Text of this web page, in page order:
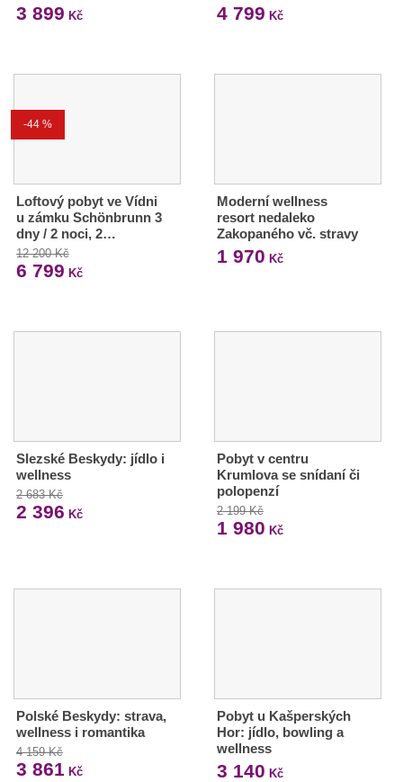
3 899 Kč 4 799 Kč
-44 %
Loftový pobyt ve Vídni
u zámku Schönbrunn 3
dny / 2 noci, 2…
12 200 Kč
6 799 Kč
Moderní wellness
resort nedaleko
Zakopaného vč. stravy
1 970 Kč
Slezské Beskydy: jídlo i
wellness
2 683 Kč
2 396 Kč
Pobyt v centru
Krumlova se snídaní či
polopenzí
2 199 Kč
1 980 Kč
Polské Beskydy: strava,
wellness i romantika
4 159 Kč
3 861 Kč
Pobyt u Kašperských
Hor: jídlo, bowling a
wellness
3 140 Kč